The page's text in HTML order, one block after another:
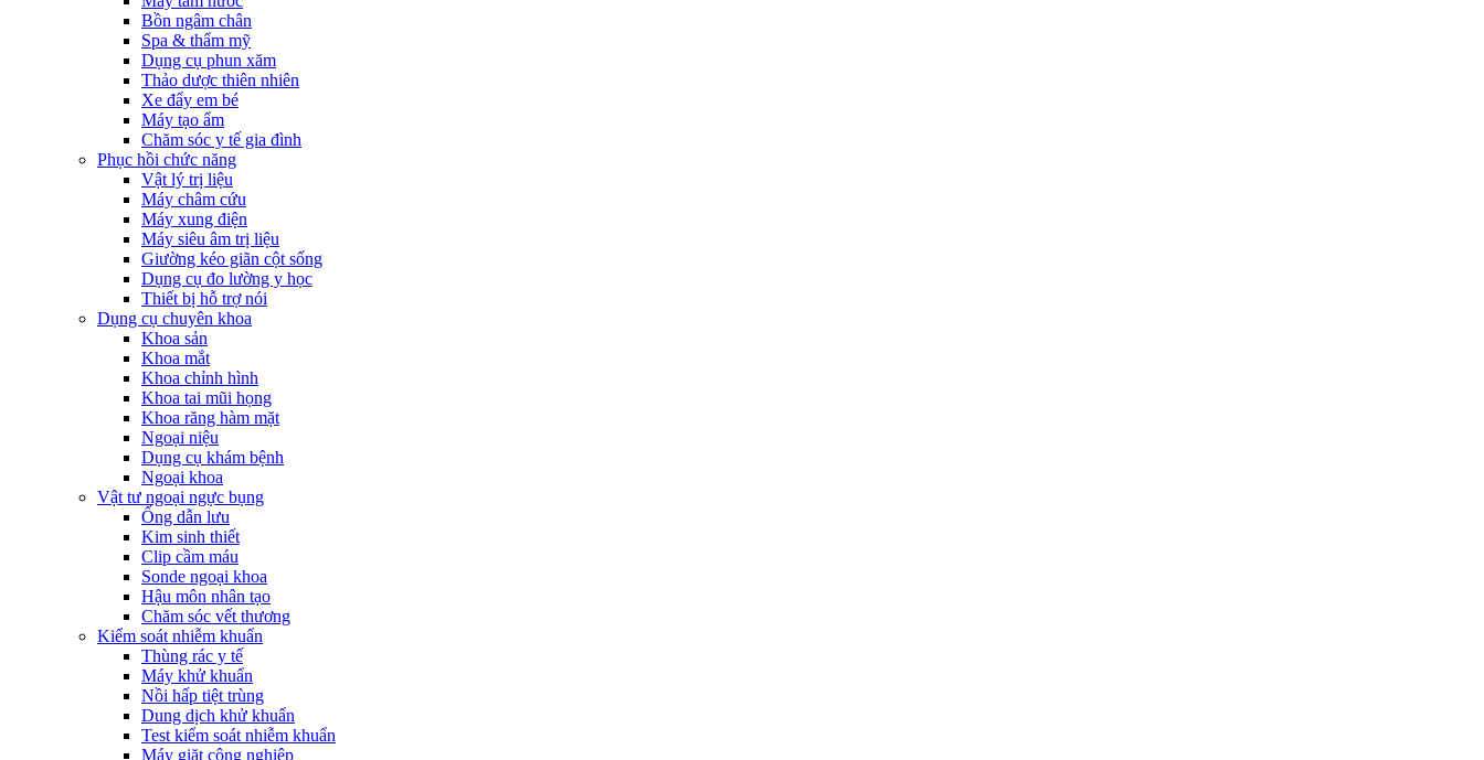
Bồn ngâm chân
Spa & thẩm mỹ
Dụng cụ phun xăm
Thảo dược thiên nhiên
Xe đẩy em bé
Máy tạo ẩm
Chăm sóc y tế gia đình
Phục hồi chức năng
Vật lý trị liệu
Máy châm cứu
Máy xung điện
Máy siêu âm trị liệu
Giường kéo giãn cột sống
Dụng cụ đo lường y học
Thiết bị hỗ trợ nói
Dụng cụ chuyên khoa
Khoa sản
Khoa mắt
Khoa chỉnh hình
Khoa tai mũi họng
Khoa răng hàm mặt
Ngoại niệu
Dụng cụ khám bệnh
Ngoại khoa
Vật tư ngoại ngực bụng
Ống dẫn lưu
Kim sinh thiết
Clip cầm máu
Sonde ngoại khoa
Hậu môn nhân tạo
Chăm sóc vết thương
Kiểm soát nhiễm khuẩn
Thùng rác y tế
Máy khử khuẩn
Nồi hấp tiệt trùng
Dung dịch khử khuẩn
Test kiểm soát nhiễm khuẩn
Máy giặt công nghiệp